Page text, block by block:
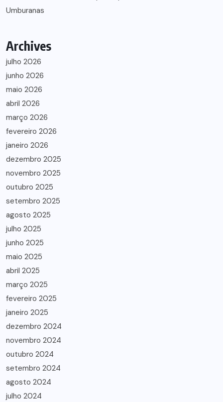
Umburanas
Archives
julho 2026
junho 2026
maio 2026
abril 2026
março 2026
fevereiro 2026
janeiro 2026
dezembro 2025
novembro 2025
outubro 2025
setembro 2025
agosto 2025
julho 2025
junho 2025
maio 2025
abril 2025
março 2025
fevereiro 2025
janeiro 2025
dezembro 2024
novembro 2024
outubro 2024
setembro 2024
agosto 2024
julho 2024